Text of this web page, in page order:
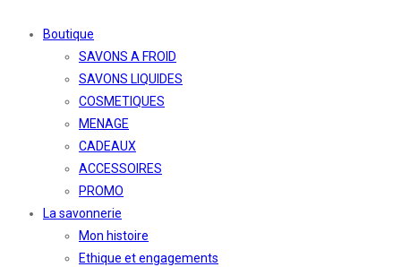
Boutique
SAVONS A FROID
SAVONS LIQUIDES
COSMETIQUES
MENAGE
CADEAUX
ACCESSOIRES
PROMO
La savonnerie
Mon histoire
Ethique et engagements